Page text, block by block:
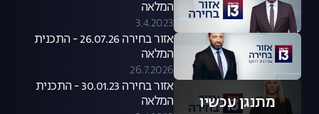
המלאה
3.4.2023
אזור בחירה 26.07.26 - התכנית
המלאה
26.7.2026
מתנגן עכשיו
אזור בחירה 30.01.23 - התכנית
המלאה